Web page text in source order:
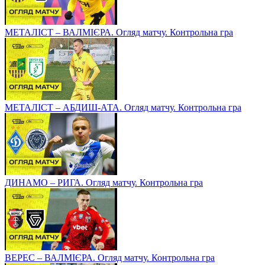
МЕТАЛІСТ – ВАЛМІЄРА. Огляд матчу. Контрольна гра
МЕТАЛІСТ – АБДИШ-АТА. Огляд матчу. Контрольна гра
ДИНАМО – РИГА. Огляд матчу. Контрольна гра
ВЕРЕС – ВАЛМІЄРА. Огляд матчу. Контрольна гра